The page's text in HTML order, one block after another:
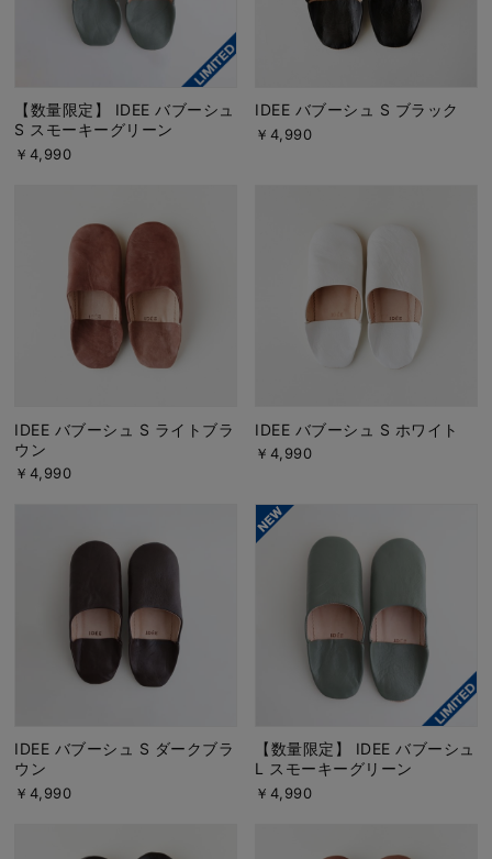
【数量限定】 IDEE バブーシュ
S スモーキーグリーン
￥4,990
IDEE バブーシュ S ブラック
￥4,990
IDEE バブーシュ S ライトブラ
ウン
￥4,990
IDEE バブーシュ S ホワイト
￥4,990
IDEE バブーシュ S ダークブラ
ウン
￥4,990
【数量限定】 IDEE バブーシュ
L スモーキーグリーン
￥4,990